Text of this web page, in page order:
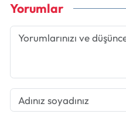
Yorumlar